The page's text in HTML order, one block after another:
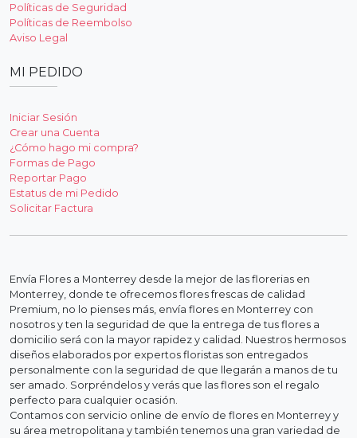
Políticas de Seguridad
Políticas de Reembolso
Aviso Legal
MI PEDIDO
Iniciar Sesión
Crear una Cuenta
¿Cómo hago mi compra?
Formas de Pago
Reportar Pago
Estatus de mi Pedido
Solicitar Factura
Envía Flores a Monterrey desde la mejor de las florerias en
Monterrey, donde te ofrecemos flores frescas de calidad
Premium, no lo pienses más, envía flores en Monterrey con
nosotros y ten la seguridad de que la entrega de tus flores a
domicilio será con la mayor rapidez y calidad. Nuestros hermosos
diseños elaborados por expertos floristas son entregados
personalmente con la seguridad de que llegarán a manos de tu
ser amado. Sorpréndelos y verás que las flores son el regalo
perfecto para cualquier ocasión.
Contamos con servicio online de envío de flores en Monterrey y
su área metropolitana y también tenemos una gran variedad de